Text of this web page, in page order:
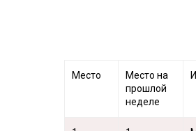
Место
Место на
прошлой
неделе